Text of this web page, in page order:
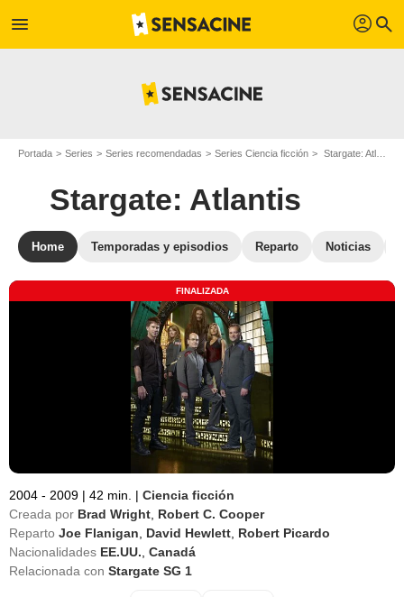
menu profil search
Portada Series Series recomendadas Series Ciencia ficción Stargate: Atlantis
Stargate: Atlantis
Home Temporadas y episodios Reparto Noticias
FINALIZADA
2004 - 2009 | 42 min. | Ciencia ficción
Creada por Brad Wright Robert C. Cooper
Reparto Joe Flanigan David Hewlett Robert Picardo
Nacionalidades EE.UU. Canadá
Relacionada con Stargate SG 1